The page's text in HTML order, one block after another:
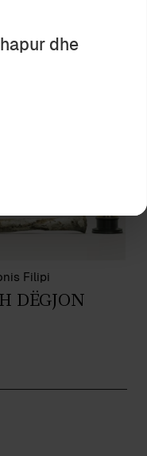
Filipi
DËGJON
dhe